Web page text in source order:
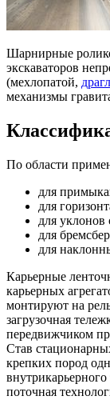
Шарнирные
экскаваторов
(мехлопатой,
механизмы
По области
для
для
для уклонов
для
для
Карьерные
карьерных
монтируют на
загрузочная
передвижчиком
Став
крепких пород
поточная